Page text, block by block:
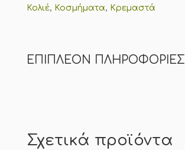
Κολιέ, Κοσμήματα, Κρεμαστά
ΕΠΙΠΛΈΟΝ ΠΛΗΡΟΦΟΡΊΕΣ
Σχετικά προϊόντα